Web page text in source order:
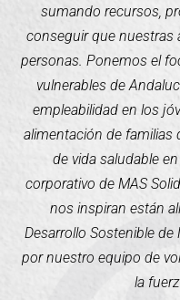
sumando recursos,
conseguir que nuestras
personas. Ponemos el
vulnerables de
empleabilidad en los
alimentación de familias
de vida saludable
corporativo de MAS
nos inspiran están
Desarrollo Sostenible
por nuestro equipo de
la